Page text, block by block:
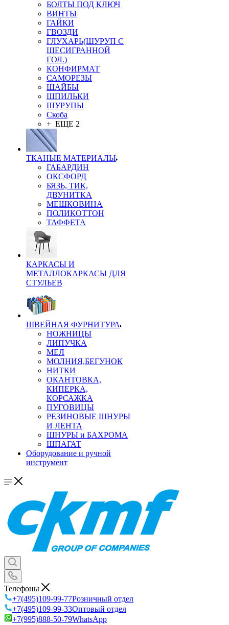
БОЛТЫ ПОД КЛЮЧ
ВИНТЫ
ГАЙКИ
ГВОЗДИ
ГЛУХАРЬ(ШУРУП С
ШЕСИГРАННОЙ
ГОЛ.)
КОНФИРМАТ
САМОРЕЗЫ
ШАЙБЫ
ШПИЛЬКИ
ШУРУПЫ
Скоба
+ ЕЩЕ 2
ТКАНЫЕ МАТЕРИАЛЫ
ГАБАРДИН
ОКСФОРД
БЯЗЬ, ТИК,
ДВУНИТКА
МЕШКОВИНА
ПОЛИКОТТОН
ТАФФЕТА
КАРКАСЫ И
МЕТАЛЛОКАРКАСЫ ДЛЯ
СТУЛЬЕВ
ШВЕЙНАЯ ФУРНИТУРА
НОЖНИЦЫ
ЛИПУЧКА
МЕЛ
МОЛНИЯ,БЕГУНОК
НИТКИ
ОКАНТОВКА,
КИПЕРКА,
КОРСАЖКА
ПУГОВИЦЫ
РЕЗИНОВЫЕ ШНУРЫ
И ЛЕНТА
ШНУРЫ и БАХРОМА
ШПАГАТ
Оборудование и ручной
инструмент
Телефоны
+7(495)109-99-77Розничный отдел
+7(495)109-99-33Оптовый отдел
+7(995)888-50-79WhatsApp